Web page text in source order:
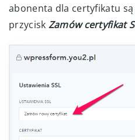
abonenta dla certyfikatu
przycisk Zamów certyfikat